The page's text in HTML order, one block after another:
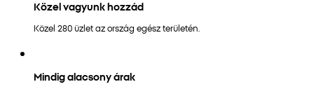
Közel vagyunk hozzád
Közel 280 üzlet az ország egész területén.
Mindig alacsony árak